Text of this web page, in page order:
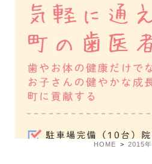
HOME 2015年